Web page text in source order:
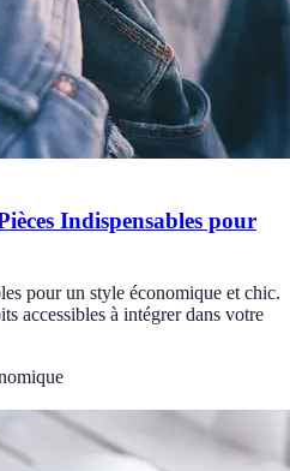
Indispensables pour
pour un style économique et chic.
accessibles à intégrer dans votre